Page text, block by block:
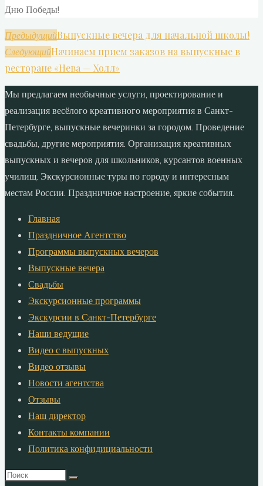
Дню Победы!
ПредыдущийВыпускные вечера для начальной школы!
СледующийНачинаем прием заказов на выпускные в
ресторане «Нева — Холл»
Мы предлагаем необычные услуги, проектирование и
реализация весёлого креативного мероприятия в Санкт-
Петербурге, выпускные вечеринки за городом. Проведение
свадьбы, другие мероприятия. Организация креативных
выпускных и вечеров для школьников, курсантов военных
училищ. Экскурсионные туры по городу и интересным
местам России. Праздничное настроение, яркие события.
Главная
Праздничное Агентство
Программы выпускных вечеров
Выпускные вечера
Свадьбы
Экскурсионные программы
Экскурсии в Санкт-Петербурге
Наши ведущие
Видео с выпускных
Видео отзывы
Новости агентства
Отзывы
Наш директор
Контакты компании
Политика конфидициальности
Что